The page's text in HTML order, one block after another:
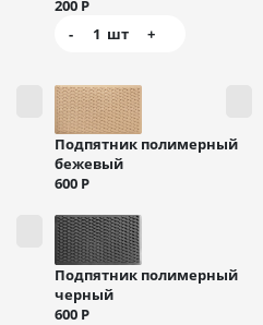
200 Р
-
1 шт +
Подпятник полимерный
бежевый
600 Р
Подпятник полимерный
черный
600 Р